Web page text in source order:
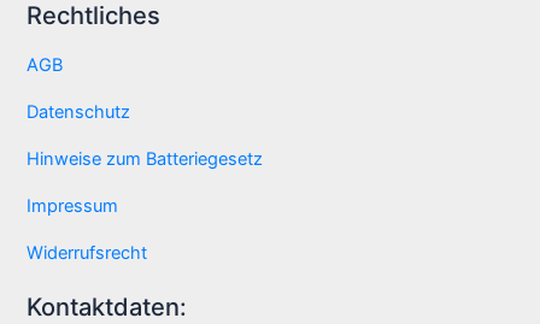
Rechtliches
AGB
Datenschutz
Hinweise zum Batteriegesetz
Impressum
Widerrufsrecht
Kontaktdaten: